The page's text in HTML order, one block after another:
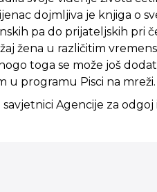
dojmljiva je knjiga o
pa do prijateljskih pri
žena u različitim
toga se može još
u programu Pisci na mreži.
Agencije za odgoj